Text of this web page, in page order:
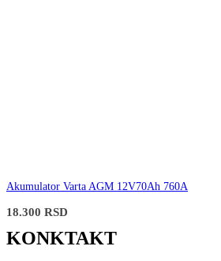
Akumulator Varta AGM 12V70Ah 760A
18.300 RSD
KONKTAKT